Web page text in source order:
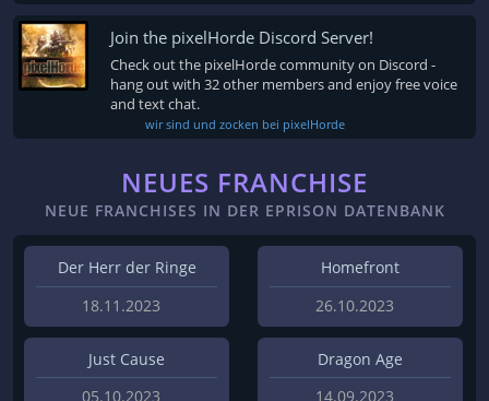
Join the pixelHorde Discord Server!
Check out the pixelHorde community on Discord -
hang out with 32 other members and enjoy free voice
and text chat.
wir sind und zocken bei pixelHorde
NEUES FRANCHISE
NEUE FRANCHISES IN DER EPRISON DATENBANK
Der Herr der Ringe
18.11.2023
Homefront
26.10.2023
Just Cause
05.10.2023
Dragon Age
14.09.2023